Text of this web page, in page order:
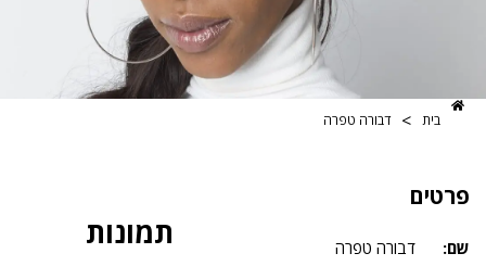
דבורה טפרה
דבורה טפרה
תמונות